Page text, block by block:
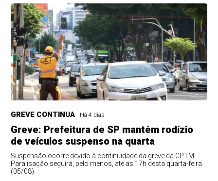
GREVE CONTINUA Há 4 dias
Greve: Prefeitura de SP mantém rodízio
de veículos suspenso na quarta
Suspensão ocorre devido à continuidade da greve da CPTM.
Paralisação seguirá, pelo menos, até as 17h desta quarta-feira
(05/08).